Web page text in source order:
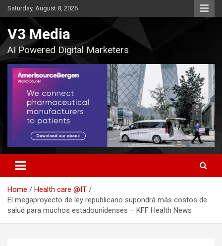
Skip
to
Saturday, August 8, 2026
V3 Media
AI Powered Digital Marketers
Home
Health care @IT
El megaproyecto de ley republicano supondrá más costos de
salud para muchos estadounidenses – KFF Health News